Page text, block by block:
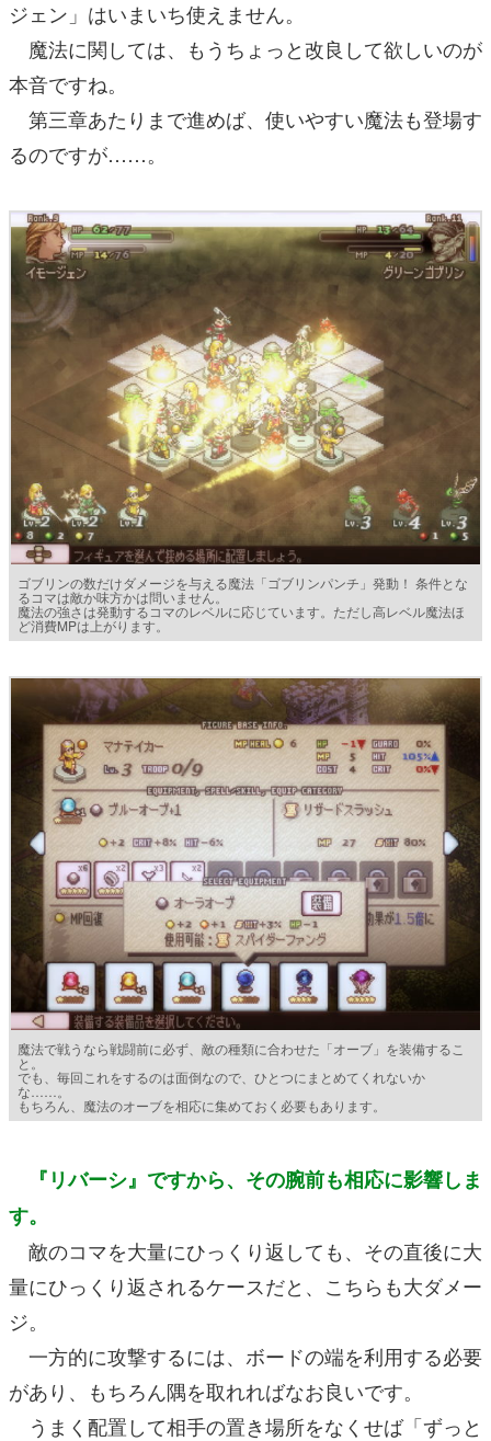
ジェン」はいまいち使えません。
魔法に関しては、もうちょっと改良して欲しいのが
本音ですね。
第三章あたりまで進めば、使いやすい魔法も登場す
るのですが……。
ゴブリンの数だけダメージを与える魔法「ゴブリンパンチ」発動！ 条件とな
るコマは敵か味方かは問いません。
魔法の強さは発動するコマのレベルに応じています。ただし高レベル魔法ほ
ど消費MPは上がります。
魔法で戦うなら戦闘前に必ず、敵の種類に合わせた「オーブ」を装備するこ
と。
でも、毎回これをするのは面倒なので、ひとつにまとめてくれないか
な……。
もちろん、魔法のオーブを相応に集めておく必要もあります。
『リバーシ』ですから、その腕前も相応に影響しま
す。
敵のコマを大量にひっくり返しても、その直後に大
量にひっくり返されるケースだと、こちらも大ダメー
ジ。
一方的に攻撃するには、ボードの端を利用する必要
があり、もちろん隅を取れればなお良いです。
うまく配置して相手の置き場所をなくせば「ずっと